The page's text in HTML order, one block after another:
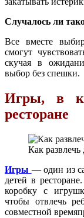
Случалось ли
Все вместе
смогут
скучая в
выбор без спешки.
Игры, в
ресторане
Как развлечь
Игры — один из
детей в
коробку с
чтобы отвлечь
совместной